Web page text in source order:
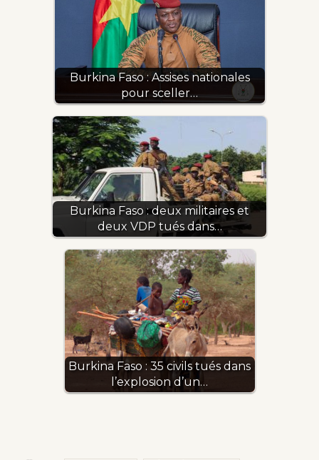
Burkina Faso : Assises nationales
pour sceller…
Burkina Faso : deux militaires et
deux VDP tués dans…
Burkina Faso : 35 civils tués dans
l’explosion d’un…